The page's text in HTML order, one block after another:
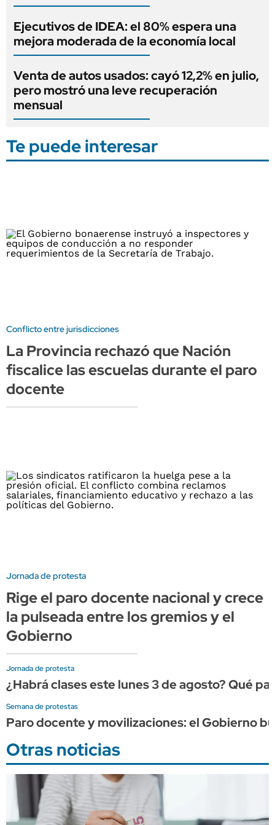
Ejecutivos de IDEA: el 80% espera una
mejora moderada de la economía local
Venta de autos usados: cayó 12,2% en julio,
pero mostró una leve recuperación
mensual
Te puede interesar
Conflicto entre jurisdicciones
La Provincia rechazó que Nación
fiscalice las escuelas durante el paro
docente
Jornada de protesta
Rige el paro docente nacional y crece
la pulseada entre los gremios y el
Gobierno
Jornada de protesta
¿Habrá clases este lunes 3 de agosto? Qué
Semana de protestas
Paro docente y movilizaciones: el Gobierno
Otras noticias